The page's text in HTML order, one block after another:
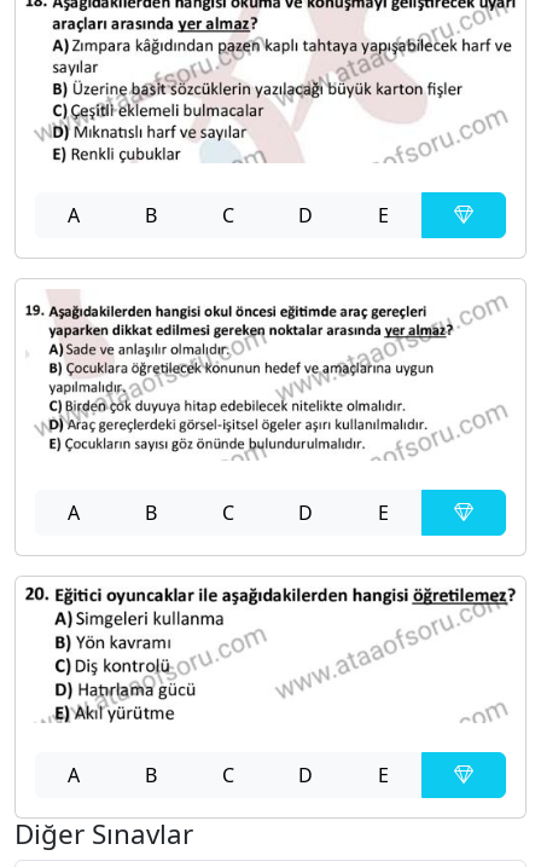
A B C D E
A B C D E
A B C D E
Diğer Sınavlar